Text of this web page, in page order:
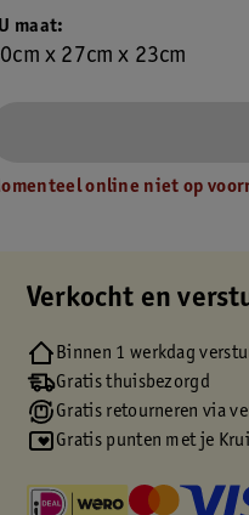
maat
x 27cm x 23cm
online niet op
Verkocht en
Binnen 1 werkdag
Gratis thuisbezorgd
Gratis retourneren via
Gratis punten met je